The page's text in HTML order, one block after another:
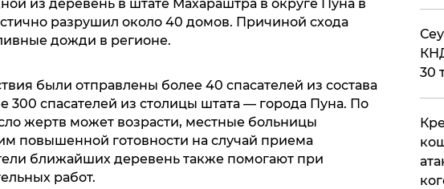
из деревень в штате Махараштра в округе Пуна в
разрушил около 40 домов. Причиной схода
дожди в регионе.
были отправлены более 40 спасателей из состава
300 спасателей из столицы штата — города Пуна. По
жертв может возрасти, местные больницы
повышенной готовности на случай приема
ближайших деревень также помогают при
работ.
30